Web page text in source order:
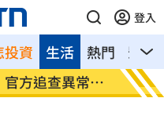
登入
投資 熱門 影音
生活
方追查異常原
伊波